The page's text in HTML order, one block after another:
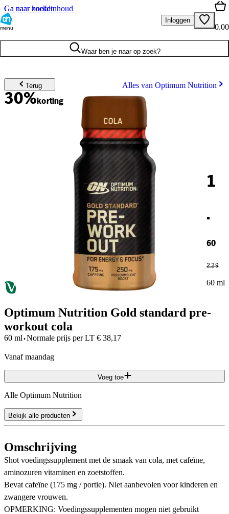
Ga naar hoofdinhoud
Ga naar zoeken
menu
Inloggen
0.00
Waar ben je naar op zoek?
Terug Alles van Optimum Nutrition
30%korting
1
.
60
2.29
60 ml
Optimum Nutrition Gold standard pre-
workout cola
60 ml·Normale prijs per LT € 38,17
vanaf maandag
Voeg toe
Alle Optimum Nutrition
Bekijk alle producten
Omschrijving
Shot voedingssupplement met de smaak van cola, met cafeïne,
aminozuren vitaminen en zoetstoffen.
Bevat cafeïne (175 mg / portie). Niet aanbevolen voor kinderen en
zwangere vrouwen.
OPMERKING: Voedingssupplementen mogen niet gebruikt